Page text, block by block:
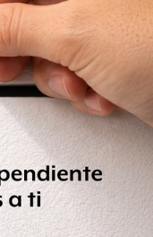
Infonavit, David
la
que se creaba
en el país.
de los